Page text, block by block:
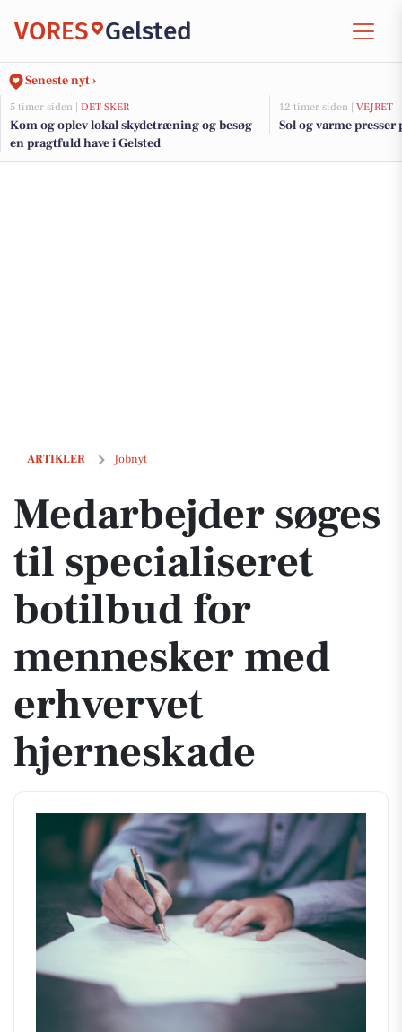
VORES Gelsted
Seneste nyt ›
5 timer siden | DET SKER
Kom og oplev lokal skydetræning og besøg
en pragtfuld have i Gelsted
12 timer siden | VEJRET
Sol og varme presser
ARTIKLER Jobnyt
Medarbejder søges til specialiseret botilbud for mennesker med
Medarbejder søges
til specialiseret
botilbud for
mennesker med
erhvervet
hjerneskade